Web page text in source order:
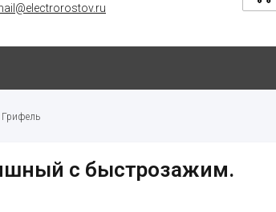
Грифель
c быстрозажим.